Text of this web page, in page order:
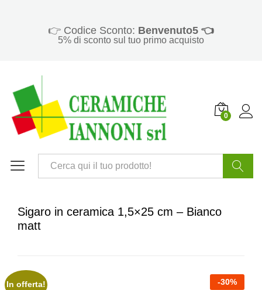
👉 Codice Sconto: Benvenuto5 👈
5% di sconto sul tuo primo acquisto
0
Sigaro in ceramica 1,5×25 cm – Bianco
matt
In offerta! -30%